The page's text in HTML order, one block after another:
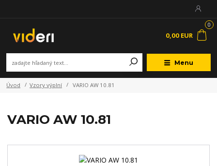
Menu
0
0,00 EUR
Úvod Vzory výplní VARIO AW 10.81
VARIO AW 10.81